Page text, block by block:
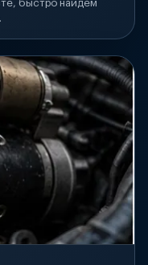
быстро найдем